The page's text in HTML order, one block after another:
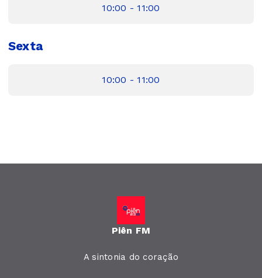
10:00 - 11:00
Sexta
10:00 - 11:00
Piên FM
A sintonia do coração